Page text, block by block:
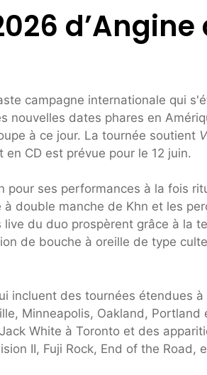
d’Angine
campagne internationale qui
nouvelles dates phares en
à ce jour. La tournée soutient
CD est prévue pour le 12 juin.
pour ses performances à la fois
double manche de Khn et les
du duo prospèrent grâce à la
de bouche à oreille de type
incluent des tournées étendues à
Minneapolis, Oakland, Portland
White à Toronto et des
II, Fuji Rock, End of the Road,